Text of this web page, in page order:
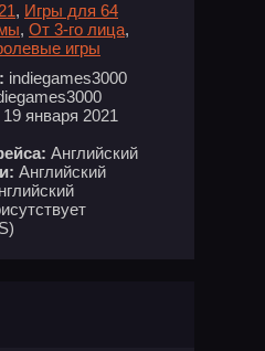
, Игры для 64
, От 3-го лица,
игры
indiegames3000
19 января 2021
Английский
Английский